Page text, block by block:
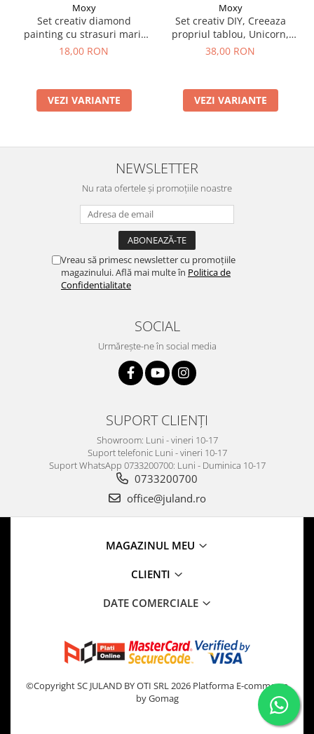
Moxy
Set creativ diamond
painting cu strasuri mari,
A5
18,00 RON
VEZI VARIANTE
Moxy
Set creativ DIY, Creeaza
propriul tablou, Unicorn,
Moxy
38,00 RON
VEZI VARIANTE
NEWSLETTER
Nu rata ofertele și promoțiile noastre
Vreau să primesc newsletter cu promoțiile
magazinului. Află mai multe în Politica de
Confidentialitate
SOCIAL
Urmărește-ne în social media
SUPORT CLIENȚI
Showroom: Luni - vineri 10-17
Suport telefonic Luni - vineri 10-17
Suport WhatsApp 0733200700: Luni - Duminica 10-17
0733200700
office@juland.ro
MAGAZINUL MEU
CLIENTI
DATE COMERCIALE
©Copyright SC JULAND BY OTI SRL 2026 Platforma E-commerce
by Gomag